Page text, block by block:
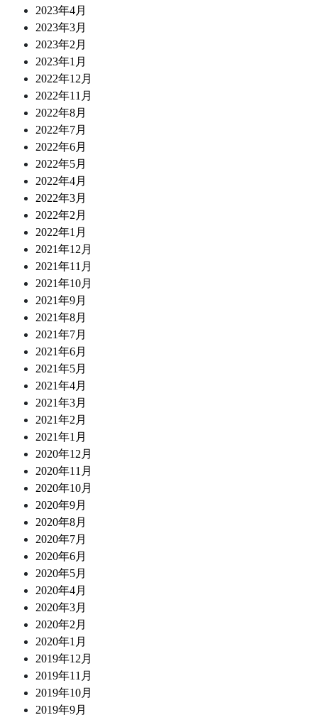
2023年4月
2023年3月
2023年2月
2023年1月
2022年12月
2022年11月
2022年8月
2022年7月
2022年6月
2022年5月
2022年4月
2022年3月
2022年2月
2022年1月
2021年12月
2021年11月
2021年10月
2021年9月
2021年8月
2021年7月
2021年6月
2021年5月
2021年4月
2021年3月
2021年2月
2021年1月
2020年12月
2020年11月
2020年10月
2020年9月
2020年8月
2020年7月
2020年6月
2020年5月
2020年4月
2020年3月
2020年2月
2020年1月
2019年12月
2019年11月
2019年10月
2019年9月